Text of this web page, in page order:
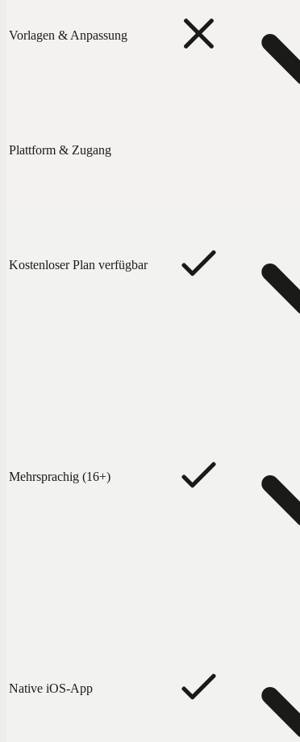
Vorlagen & Anpassung
Plattform & Zugang
Kostenloser Plan verfügbar
Mehrsprachig (16+)
Native iOS-App